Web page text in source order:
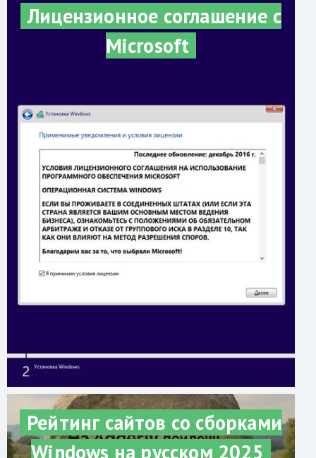
Лицензионное соглашение с
Microsoft
Рейтинг сайтов со сборками
Windows на русском 2025